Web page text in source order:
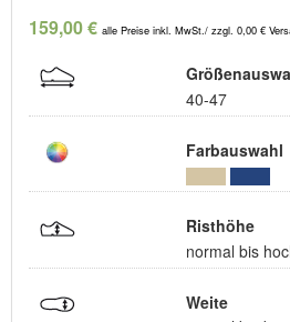
159,00 € alle Preise inkl. MwSt./ zzgl. 0,00 €
40-47
Farbauswahl
Risthöhe
normal bis
Weite